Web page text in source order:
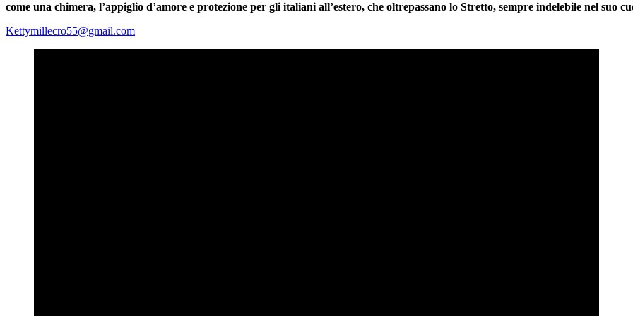
come una chimera, l’appiglio d’amore e protezione per gli italiani all’estero, che oltrepassano lo Stretto, sempre indelebile nel suo
Kettymillecro55@gmail.com